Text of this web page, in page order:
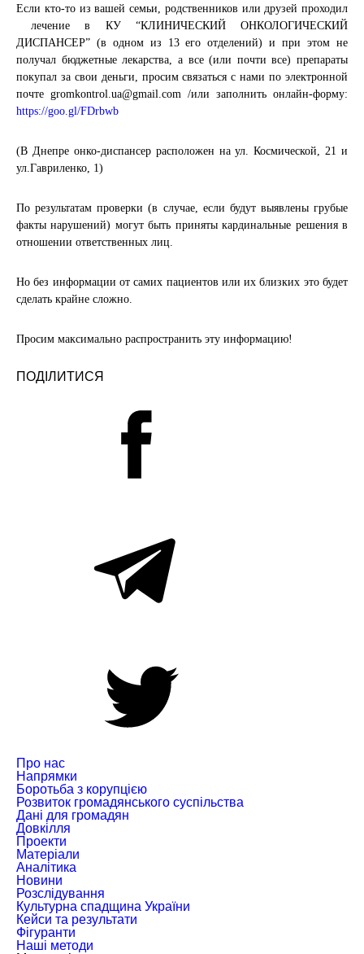
Если кто-то из вашей семьи, родственников или друзей проходил
лечение в КУ “КЛИНИЧЕСКИЙ ОНКОЛОГИЧЕСКИЙ
ДИСПАНСЕР” (в одном из 13 его отделений) и при этом не
получал бюджетные лекарства, а все (или почти все) препараты
покупал за свои деньги, просим связаться с нами по электронной
почте gromkontrol.ua@gmail.com /или заполнить онлайн-форму:
https://goo.gl/FDrbwb
(В Днепре онко-диспансер расположен на ул. Космической, 21 и
ул.Гавриленко, 1)
По результатам проверки (в случае, если будут выявлены грубые
факты нарушений) могут быть приняты кардинальные решения в
отношении ответственных лиц.
Но без информации от самих пациентов или их близких это будет
сделать крайне сложно.
Просим максимально распространить эту информацию!
ПОДІЛИТИСЯ
Про нас
Напрямки
Боротьба з корупцією
Розвиток громадянського суспільства
Дані для громадян
Довкілля
Проекти
Матеріали
Аналітика
Новини
Розслідування
Культурна спадщина України
Кейси та результати
Фігуранти
Наші методи